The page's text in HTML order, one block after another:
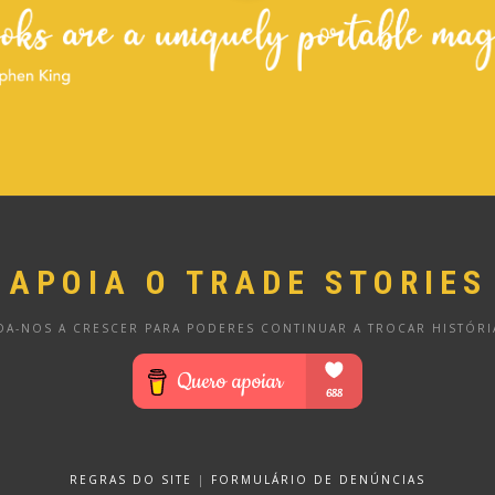
APOIA O TRADE STORIES
NOS A CRESCER PARA PODERES CONTINUAR A TROCAR
REGRAS DO SITE | FORMULÁRIO DE DENÚNCIAS